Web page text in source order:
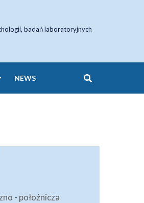
badań laboratoryjnych
NEWS
- położnicza